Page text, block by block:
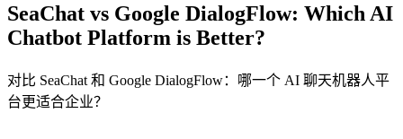
SeaChat vs Google DialogFlow: Which AI
Chatbot Platform is Better?
对比 SeaChat 和 Google DialogFlow：哪一个 AI 聊天机器人平
台更适合企业？